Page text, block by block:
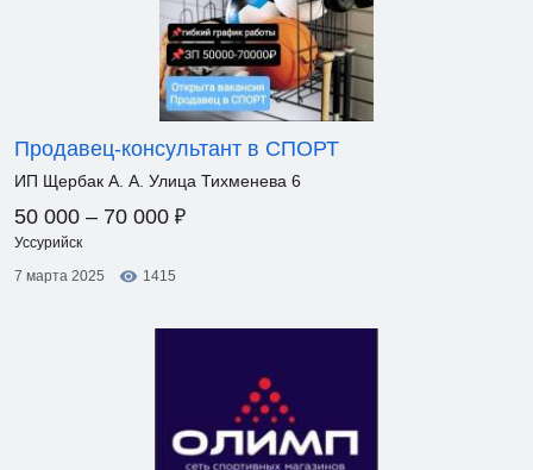
Продавец-консультант в СПОРТ
ИП Щербак А. А. Улица Тихменева 6
50 000 – 70 000 ₽
Уссурийск
7 марта 2025
1415